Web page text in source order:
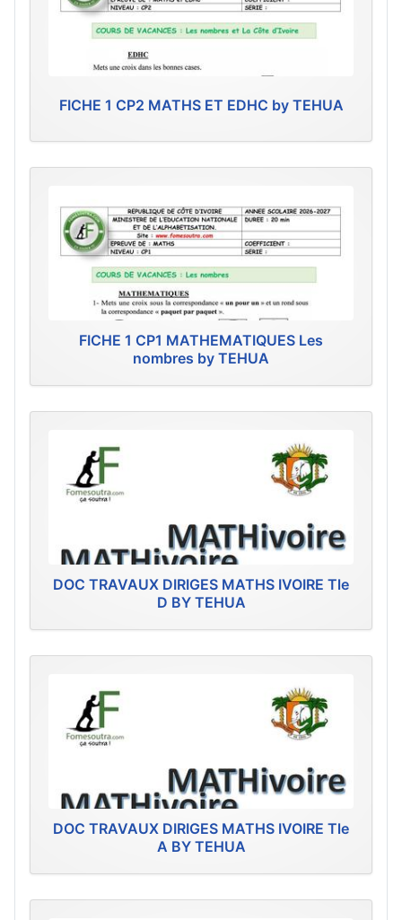
FICHE 1 CP2 MATHS ET EDHC by TEHUA
FICHE 1 CP1 MATHEMATIQUES Les
nombres by TEHUA
DOC TRAVAUX DIRIGES MATHS IVOIRE Tle
D BY TEHUA
DOC TRAVAUX DIRIGES MATHS IVOIRE Tle
A BY TEHUA